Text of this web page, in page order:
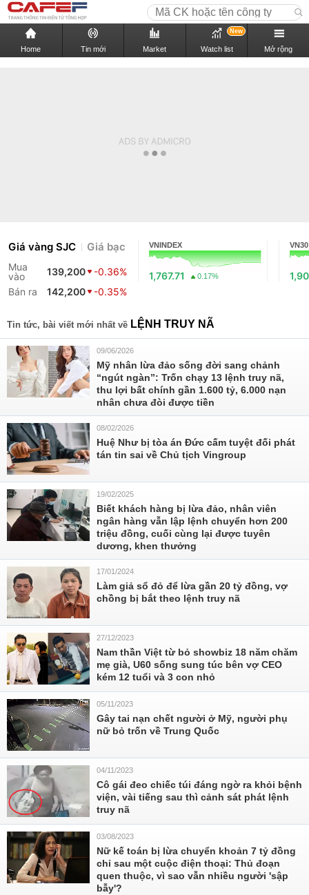
Home Tin mới Market Watch list
New
Mở rộng
Giá vàng SJC Giá bạc
Mua
vào
139,200
-0.36%
Bán ra
142,200 -0.35%
VNINDEX
1,767.71 0.17%
VN30
Tin tức, bài viết mới nhất về LỆNH TRUY NÃ
09/06/2026
Mỹ nhân lừa đảo sống đời sang chảnh
“ngút ngàn”: Trốn chạy 13 lệnh truy nã,
thu lợi bất chính gần 1.600 tỷ, 6.000 nạn
nhân chưa đòi được tiền
08/02/2026
Huệ Như bị tòa án Đức cấm tuyệt đối phát
tán tin sai về Chủ tịch Vingroup
19/02/2025
Biết khách hàng bị lừa đảo, nhân viên
ngân hàng vẫn lập lệnh chuyển hơn 200
triệu đồng, cuối cùng lại được tuyên
dương, khen thưởng
17/01/2024
Làm giả sổ đỏ để lừa gần 20 tỷ đồng, vợ
chồng bị bắt theo lệnh truy nã
27/12/2023
Nam thần Việt từ bỏ showbiz 18 năm chăm
mẹ già, U60 sống sung túc bên vợ CEO
kém 12 tuổi và 3 con nhỏ
05/11/2023
Gây tai nạn chết người ở Mỹ, người phụ
nữ bỏ trốn về Trung Quốc
04/11/2023
Cô gái đeo chiếc túi đáng ngờ ra khỏi bệnh
viện, vài tiếng sau thì cảnh sát phát lệnh
truy nã
03/08/2023
Nữ kế toán bị lừa chuyển khoản 7 tỷ đồng
chỉ sau một cuộc điện thoại: Thủ đoạn
quen thuộc, vì sao vẫn nhiều người 'sập
bẫy'?